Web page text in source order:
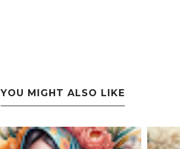
YOU MIGHT ALSO LIKE